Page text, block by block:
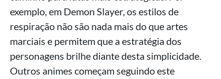
exemplo, em Demon Slayer, os estilos de
respiração não são nada mais do que artes
marciais e permitem que a estratégia dos
personagens brilhe diante desta simplicidade.
Outros animes começam seguindo este